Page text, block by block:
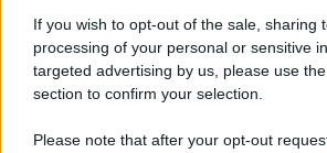
If you wish to opt-out of the sale, sharing
processing of your personal or sensitive
targeted advertising by us, please use
section to confirm your selection.
Please note that after your opt-out
© 2026 - Pianeta Design - P.IVA
Registrata Al Tribunale Di Nocera
ISCRIZIONE AL ROC N. 35792 –